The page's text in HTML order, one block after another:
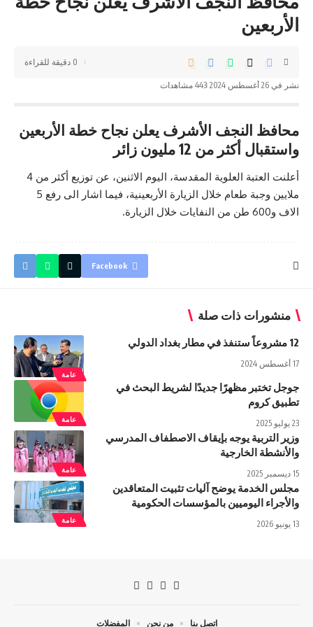
الأربعين
نشر في 26 أغسطس 2024 443 مشاهدات
0 دقيقة للقراءة
محافظ النجف الأشرف يعلن نجاح خطة الأربعين
واستقبال أكثر من 12 مليون زائر
أعلنت العتبة العلوية المقدسة
، اليوم الاثنين، عن توزيع أكثر من 4
ملايين وجبة طعام خلال الزيارة الأربعينية، فيما اشار الى رفع 5
الاف و600 طن من النفايات خلال الزيارة.
Facebook
منشورات ذات صلة
عامة
12 مشروعاً ستنفذ في مطار بغداد الدولي
17 أغسطس 2024
عامة
جوجل تختبر مظهرًا جديدًا لشريط البحث في
تطبيق كروم
23 يوليو 2025
عامة
وزير التربية يوجه بإيقاف الاصطفاف المدرسي
والأنشطة الخارجية
15 ديسمبر 2025
عامة
مجلس الخدمة يوضح آليات تثبيت المتعاقدين
والأجراء اليوميين بالمؤسسات الحكومية
13 يونيو 2026
اتصل بنا من نحن المفضلات